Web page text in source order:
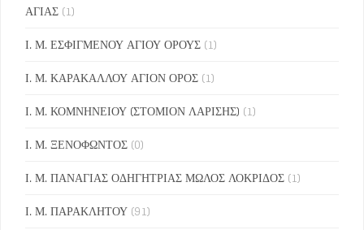
ΑΓΙΑΣ (1)
Ι. Μ. ΕΣΦΙΓΜΕΝΟΥ ΑΓΙΟΥ ΟΡΟΥΣ (1)
Ι. Μ. ΚΑΡΑΚΑΛΛΟΥ ΑΓΙΟΝ ΟΡΟΣ (1)
Ι. Μ. ΚΟΜΝΗΝΕΙΟΥ (ΣΤΟΜΙΟΝ ΛΑΡΙΣΗΣ) (1)
Ι. Μ. ΞΕΝΟΦΩΝΤΟΣ (0)
Ι. Μ. ΠΑΝΑΓΙΑΣ ΟΔΗΓΗΤΡΙΑΣ ΜΩΛΟΣ ΛΟΚΡΙΔΟΣ (1)
Ι. Μ. ΠΑΡΑΚΛΗΤΟΥ (91)